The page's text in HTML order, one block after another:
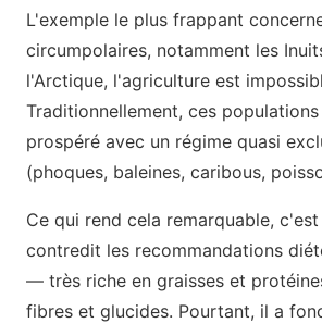
L'exemple le plus frappant
circumpolaires, notamment les
l'Arctique, l'agriculture est
Traditionnellement, ces
prospéré avec un régime quasi
(phoques, baleines, caribous,
Ce qui rend cela remarquable,
contredit les recommandations
— très riche en graisses et
fibres et glucides. Pourtant, il a